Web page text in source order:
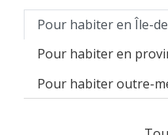
Pour habiter en Île-
Pour habiter en
Pour habiter outre-